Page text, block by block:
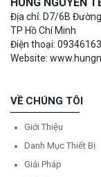
HÙNG NGUYÊN
Địa chỉ: D7/6B
TP Hồ Chí Minh
Điện thoại:
Website:
VỀ CHÚNG TÔI
Giới Thiệu
Danh Mục Thiết Bị
Giải Pháp